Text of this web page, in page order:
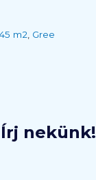
m2 Gree
nekünk!